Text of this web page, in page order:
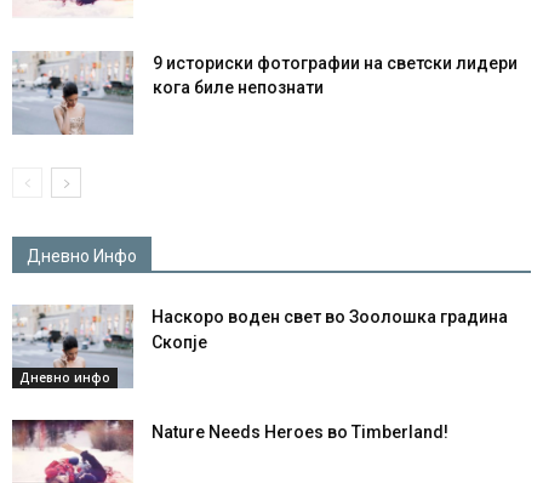
9 историски фотографии на светски лидери
кога биле непознати
Дневно Инфо
Дневно инфо
Наскоро воден свет во Зоолошка градина
Скопје
Nature Needs Heroes во Timberland!